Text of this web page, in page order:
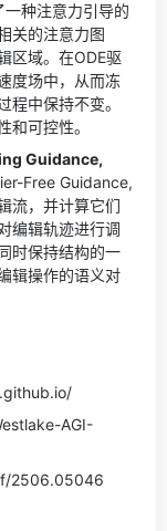
一种注意力引导的
关的注意力图
区域。在ODE驱
度场中，从而冻
程中保持不变。
和可控性。
Guidance,
Free Guidance,
流，并计算它们
编辑轨迹进行调
时保持结构的一
辑操作的语义对
AGI-
2506.05046